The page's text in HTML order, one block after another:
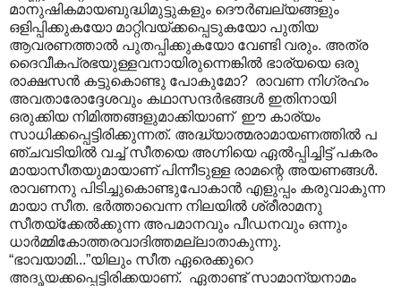
മാനുഷികമായബുദ്ധിമുട്ടുകളും ദൌർബല്യങ്ങളും
ഒളിപ്പിക്കുകയോ മാറ്റിവയ്ക്കപ്പെടുകയോ പുതിയ
ആവരണത്താൽ പുതപ്പിക്കുകയോ വേണ്ടി വരും. അത്ര
ദൈവീകപ്രഭയുള്ളവനായിരുന്നെങ്കിൽ ഭാര്യയെ ഒരു
രാക്ഷസൻ കട്ടുകൊണ്ടു പോകുമോ? രാവണ നിഗ്രഹം
അവതാരോദ്ദേശവും കഥാസന്ദർഭങ്ങൾ ഇതിനായി
ഒരുക്കിയ നിമിത്തങ്ങളുമാക്കിയാണ് ഈ കാ‍ര്യം
സാധിക്കപ്പെട്ടിരിക്കുന്നത്. അദ്ധ്യാത്മരാമായണത്തിൽ പ
ഞ്ചവടിയിൽ വച്ച് സീതയെ അഗ്നിയെ ഏൽ‌പ്പിച്ചിട്ട് പകരം
മായാസീതയുമായാണ് പിന്നീടുള്ള രാമന്റെ അയണങ്ങൾ.
രാവണനു പിടിച്ചുകൊണ്ടുപോകാൻ എളുപ്പം കരുവാകുന്ന
മായാ സീത. ഭർത്താവെന്ന നിലയിൽ ശ്രീരാമനു
സീതയ്ക്കേൽക്കുന്ന അപമാനവും പീഡനവും ഒന്നും
ധാർമ്മികോത്തരവാദിത്തമല്ലാതാകുന്നു.
“ഭാവയാമി...”യിലും സീത ഏരെക്കുറെ
അദൃയക്കപ്പെട്ടിരിക്കയാണ്. ഏതാണ്ട് സാമാന്യനാമം